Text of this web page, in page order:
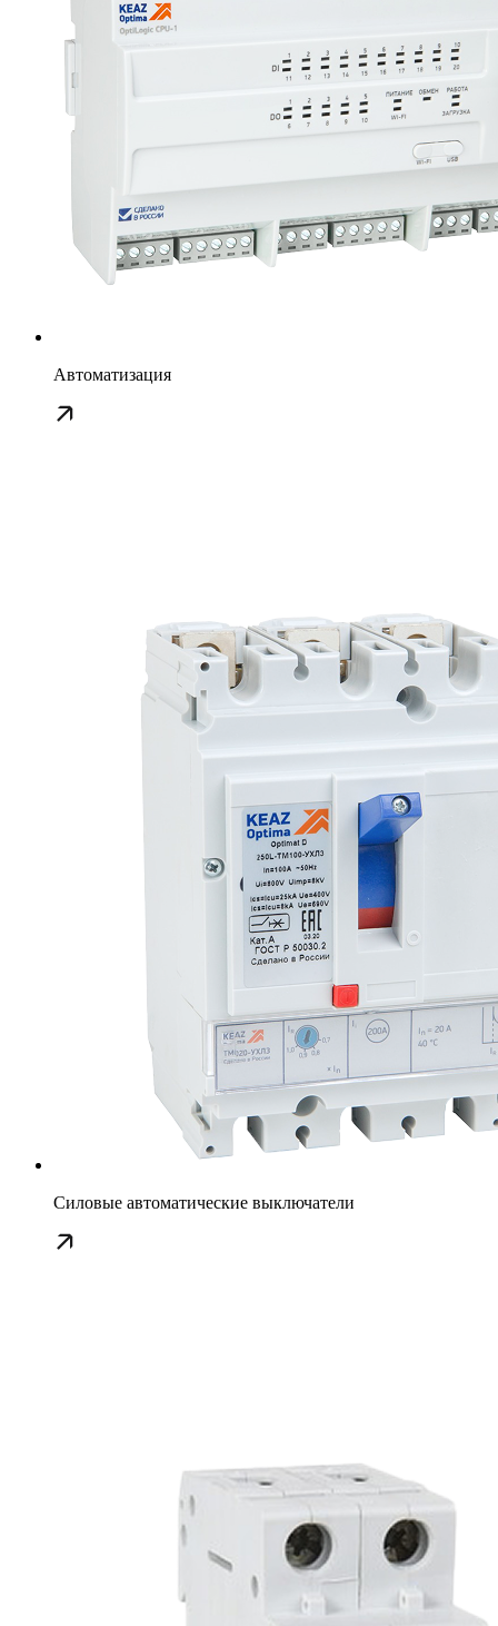
Автоматизация
Силовые автоматические выключатели